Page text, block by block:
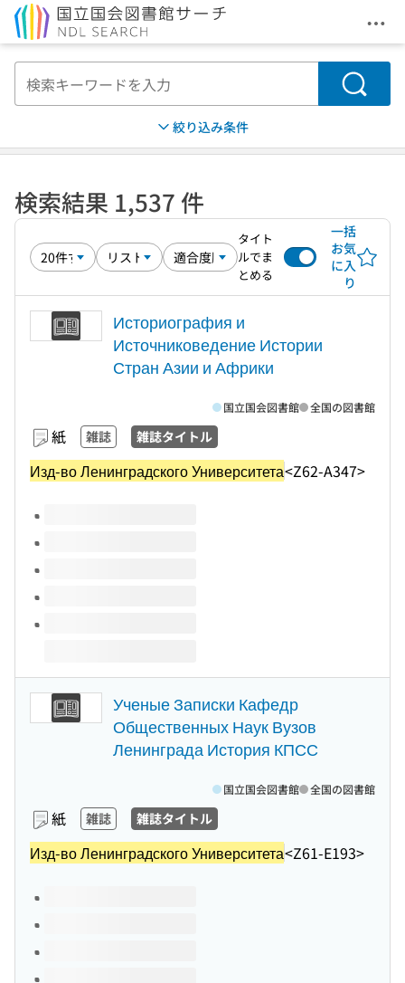
メ
検索
絞り込み条件
検索結果 1,537 件
タイト
ルでま
とめる
一括
お気
に入
り
Историография и
Источниковедение Истории
Стран Азии и Африки
紙 雑誌 雑誌タイトル
Изд-во Ленинградского Университета<Z62-A347>
国立国会図書館 全国の図書館
このタイトルの巻号
Ученые Записки Кафедр
Общественных Наук Вузов
Ленинграда История КПСС
紙 雑誌 雑誌タイトル
Изд-во Ленинградского Университета<Z61-E193>
国立国会図書館 全国の図書館
このタイトルの巻号